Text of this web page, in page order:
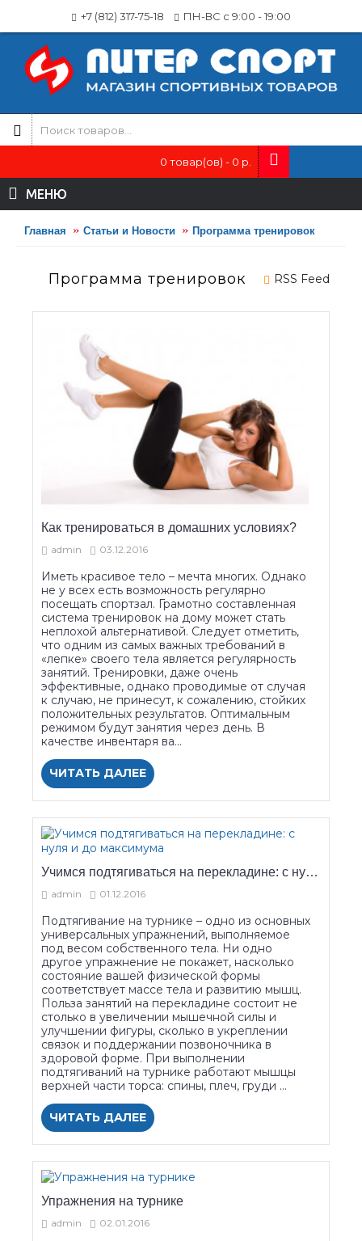
+7 (812) 317-75-18 ПН-ВС с 9:00 - 19:00
0 товар(ов) - 0 р.
МЕНЮ
Главная Статьи и Новости Программа тренировок
Программа тренировок RSS Feed
Как тренироваться в домашних условиях?
admin 03.12.2016
Иметь красивое тело – мечта многих. Однако
не у всех есть возможность регулярно
посещать спортзал. Грамотно составленная
система тренировок на дому может стать
неплохой альтернативой. Следует отметить,
что одним из самых важных требований в
«лепке» своего тела является регулярность
занятий. Тренировки, даже очень
эффективные, однако проводимые от случая
к случаю, не принесут, к сожалению, стойких
положительных результатов. Оптимальным
режимом будут занятия через день. В
качестве инвентаря ва...
ЧИТАТЬ ДАЛЕЕ
Учимся подтягиваться на перекладине: с нуля и до максимума
admin 01.12.2016
Подтягивание на турнике – одно из основных
универсальных упражнений, выполняемое
под весом собственного тела. Ни одно
другое упражнение не покажет, насколько
состояние вашей физической формы
соответствует массе тела и развитию мышц.
Польза занятий на перекладине состоит не
столько в увеличении мышечной силы и
улучшении фигуры, сколько в укреплении
связок и поддержании позвоночника в
здоровой форме. При выполнении
подтягиваний на турнике работают мышцы
верхней части торса: спины, плеч, груди ...
ЧИТАТЬ ДАЛЕЕ
Упражнения на турнике
admin 02.01.2016